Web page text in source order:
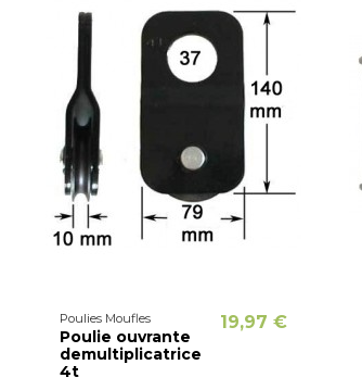
Poulies Moufles
Poulie ouvrante
demultiplicatrice
4t
19,97 €